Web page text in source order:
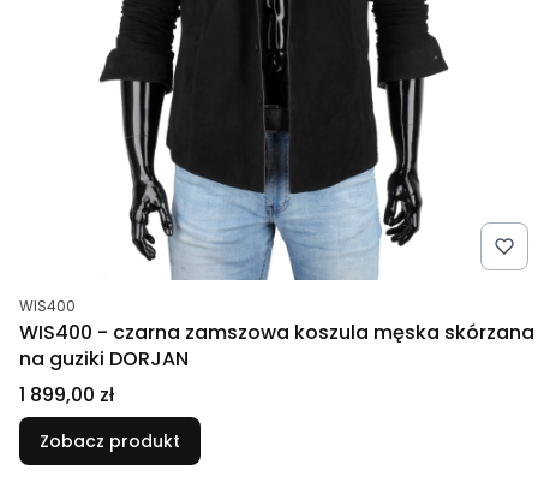
Kod produktu
WIS400
WIS400 - czarna zamszowa koszula męska skórzana
na guziki DORJAN
Cena
1 899,00 zł
Zobacz produkt